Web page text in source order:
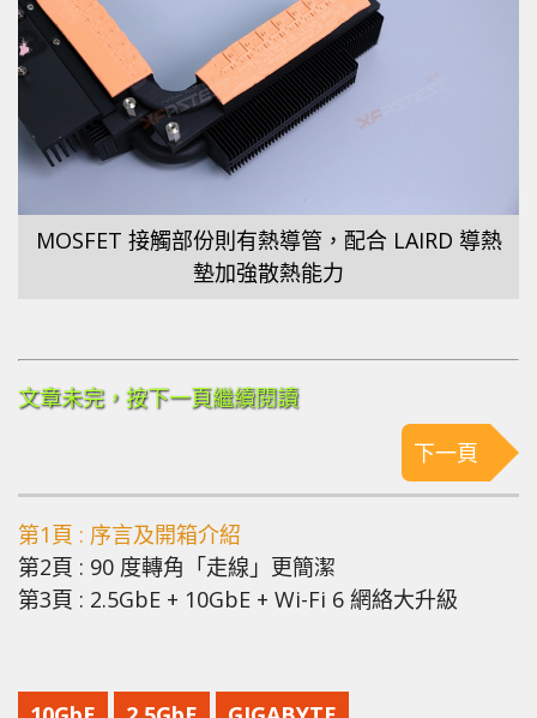
MOSFET 接觸部份則有熱導管，配合 LAIRD 導熱
墊加強散熱能力
文章未完，按下一頁繼續閱讀
下一頁
第1頁 : 序言及開箱介紹
第2頁 : 90 度轉角「走線」更簡潔
第3頁 : 2.5GbE + 10GbE + Wi-Fi 6 網絡大升級